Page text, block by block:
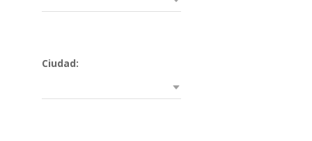
Ciudad: